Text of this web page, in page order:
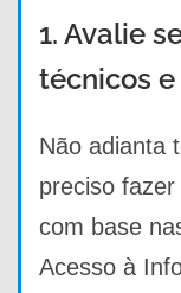
1. Avalie
técnicos
Não adianta
preciso
com base
Acesso à